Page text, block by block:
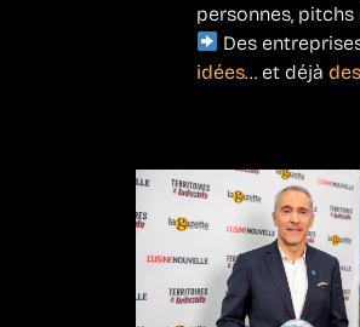
personnes,
Des
idées… et déjà